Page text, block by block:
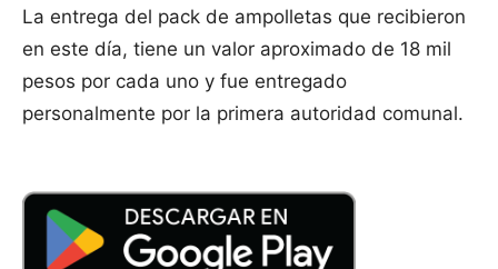
La entrega del pack de ampolletas que recibieron
en este día, tiene un valor aproximado de 18 mil
pesos por cada uno y fue entregado
personalmente por la primera autoridad comunal.